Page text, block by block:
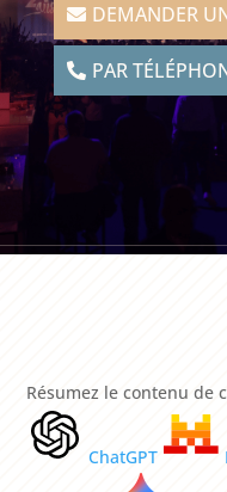
DEMANDER
PAR
Résumez le contenu de
ChatGPT